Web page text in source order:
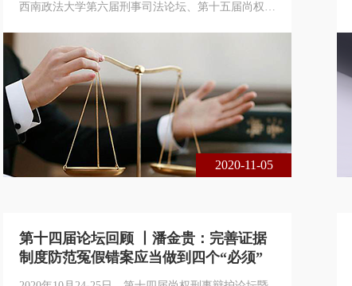
西南政法大学第六届刑事司法论坛、第十五届尚权青
政法大学诉讼法与司法改革研究中心、中国政法大学
国家法律援助研究院与北京市尚权律师事务所联合主
办。论坛的主题是中国刑事诉讼法制四十年：回顾与
展望。本届论坛采用线下、线上相结合的方式进行，
共200余名专家学者、法律实务界人士出席了本届论
坛，在线实时收看达1 6万余人次。
2020-11-05
第十四届论坛回顾 丨潘金贵：完善证据
制度防范冤假错案应当做到四个“必须”